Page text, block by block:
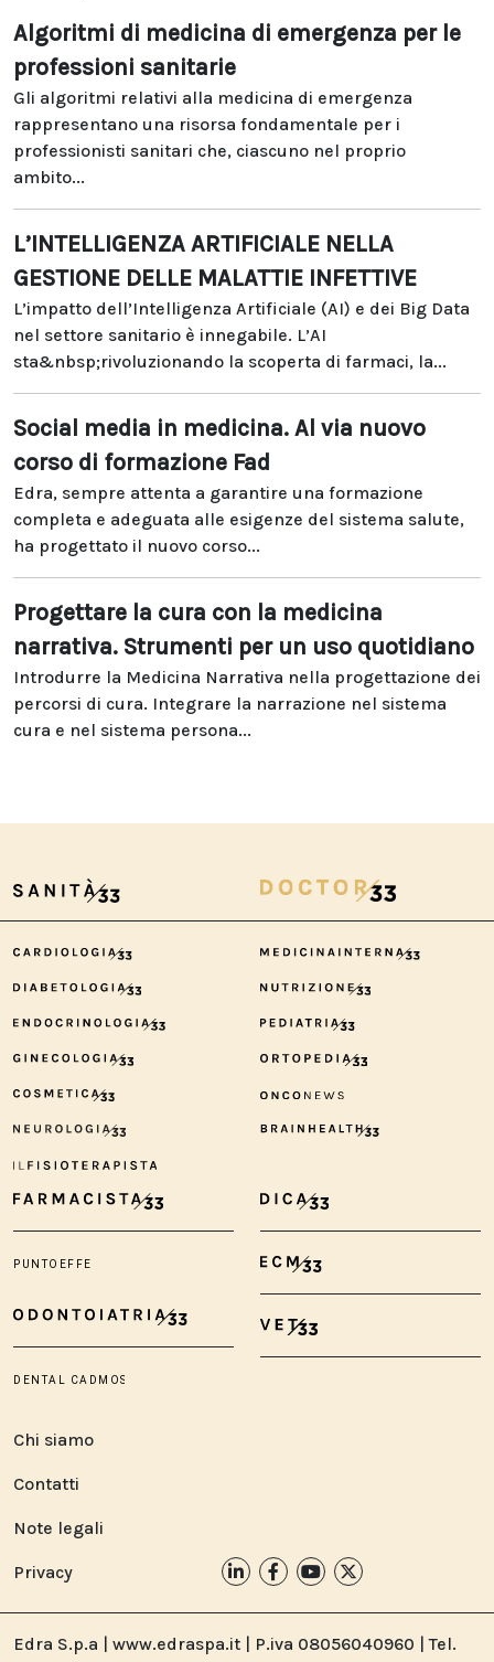
Algoritmi di medicina di emergenza per le
professioni sanitarie
Gli algoritmi relativi alla medicina di emergenza
rappresentano una risorsa fondamentale per i
professionisti sanitari che, ciascuno nel proprio
ambito...
L’INTELLIGENZA ARTIFICIALE NELLA
GESTIONE DELLE MALATTIE INFETTIVE
L’impatto dell’Intelligenza Artificiale (AI) e dei Big Data
nel settore sanitario è innegabile. L’AI
sta&nbsp;rivoluzionando la scoperta di farmaci, la...
Social media in medicina. Al via nuovo
corso di formazione Fad
Edra, sempre attenta a garantire una formazione
completa e adeguata alle esigenze del sistema salute,
ha progettato il nuovo corso...
Progettare la cura con la medicina
narrativa. Strumenti per un uso quotidiano
Introdurre la Medicina Narrativa nella progettazione dei
percorsi di cura. Integrare la narrazione nel sistema
cura e nel sistema persona...
Chi siamo
Contatti
Note legali
Privacy
Edra S.p.a | www.edraspa.it | P.iva 08056040960 | Tel.